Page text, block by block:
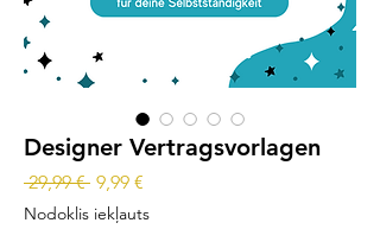
Designer Vertragsvorlagen
29,99 € Parastā
cena
9,99 €
Nodoklis iekļauts